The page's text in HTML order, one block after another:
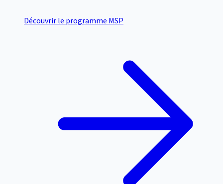
Découvrir le programme MSP